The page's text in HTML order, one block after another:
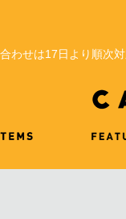
わせは17日より順次対